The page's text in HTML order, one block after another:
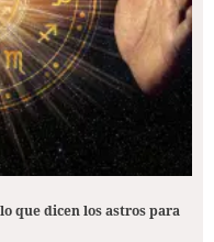
que dicen los astros para